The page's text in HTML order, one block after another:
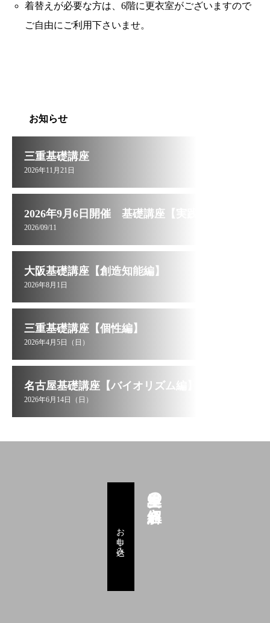
着替えが必要な方は、6階に更衣室がございますので
ご自由にご利用下さいませ。
お知らせ
三重基礎講座
2026年11月21日
2026/09/11
大阪基礎講座【創造知能編】
2026年8月1日
三重基礎講座【個性編】
2026年4月5日（日）
名古屋基礎講座【バイオリズム編】
2026年6月14日（日）
星里奏の紐解き
お申し込み